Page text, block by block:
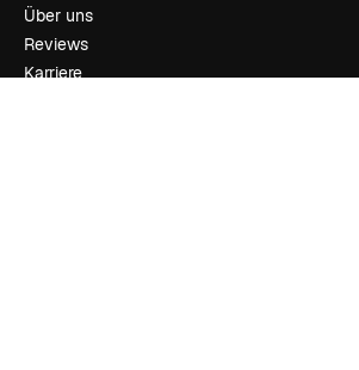
Über uns
Reviews
Karriere